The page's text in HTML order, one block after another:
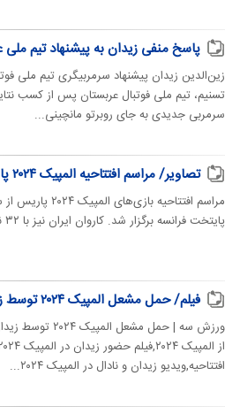
پاسخ منفی زیدان به پیشنهاد تیم ملی
زین‌الدین زیدان پیشنهاد سرمربیگری تیم ملی
سرمربی جدیدی به جای روبرتو مانچینی...
تصاویر/ مراسم افتتاحیه المپیک ۲۰۲۴ پاریس
پایتخت فرانسه برگزار شد. کاروان ایران نیز با ۳۲ نفر از جمله ورزشکاران، مربیان و...
فیلم/ حمل مشعل المپیک ۲۰۲۴ توسط زیدان و رافائل نادال در مراسم افتتاحیه
افتتاحیه,ویدیو زیدان و نادال در المپیک ۲۰۲۴...